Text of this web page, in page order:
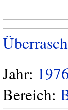
Jahr:
Bereich: